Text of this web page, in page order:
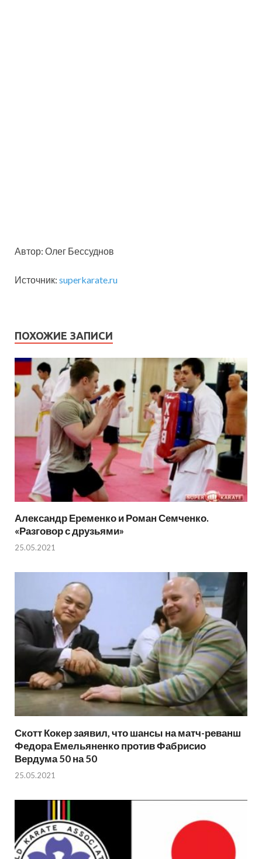
Автор: Олег Бессуднов
Источник: superkarate.ru
ПОХОЖИЕ ЗАПИСИ
Александр Еременко и Роман Семченко.
«Разговор с друзьями»
25.05.2021
Скотт Кокер заявил, что шансы на матч-реванш
Федора Емельяненко против Фабрисио
Вердума 50 на 50
25.05.2021